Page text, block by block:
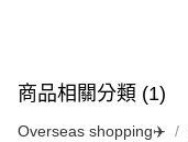
商品相關分類 (1)
Overseas shopping✈️